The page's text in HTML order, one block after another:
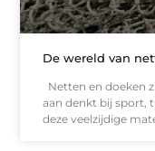
De wereld van
Netten en doeken
aan denkt bij sport,
deze veelzijdige